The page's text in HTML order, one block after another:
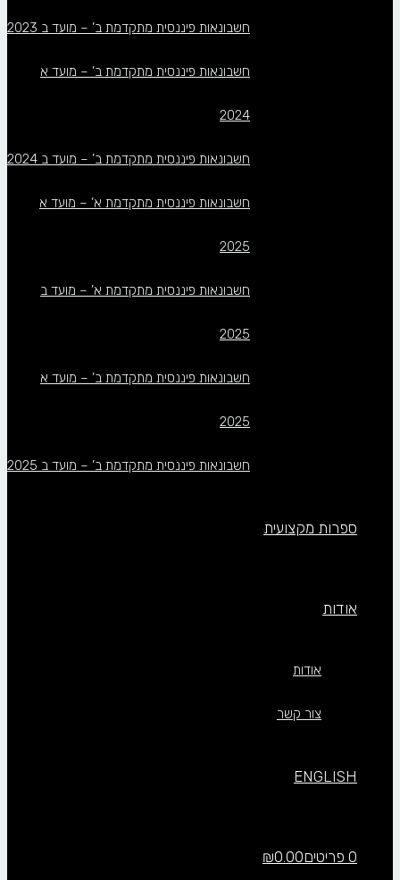
חשבונאות פיננסית מתקדמת ב’ – מועד ב 2023
חשבונאות פיננסית מתקדמת ב’ – מועד א
2024
חשבונאות פיננסית מתקדמת ב’ – מועד ב 2024
חשבונאות פיננסית מתקדמת א’ – מועד א
2025
חשבונאות פיננסית מתקדמת א’ – מועד ב
2025
חשבונאות פיננסית מתקדמת ב’ – מועד א
2025
חשבונאות פיננסית מתקדמת ב’ – מועד ב 2025
ספרות מקצועית
אודות
אודות
צור קשר
ENGLISH
0 פריטים ₪0.00